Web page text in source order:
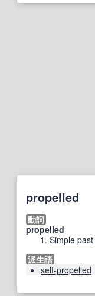
propelled
動詞
propelled
Simple past
派生語
self-propelled